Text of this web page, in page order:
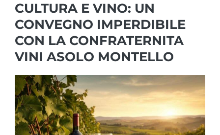
CULTURA E VINO: UN
CONVEGNO IMPERDIBILE
CON LA CONFRATERNITA
VINI ASOLO MONTELLO